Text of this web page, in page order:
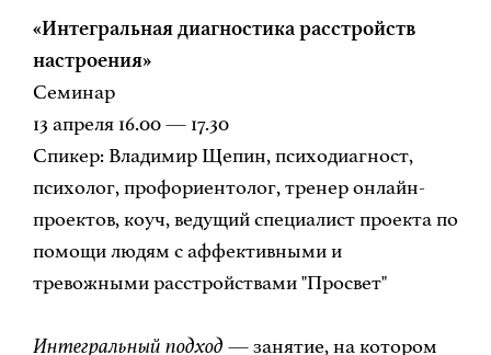
«Интегральная диагностика расстройств
настроения»
Семинар
13 апреля 16.00 — 17.30
Спикер: Владимир Щепин, психодиагност,
психолог, профориентолог, тренер онлайн-
проектов, коуч, ведущий специалист проекта по
помощи людям с аффективными и
тревожными расстройствами "Просвет"
Интегральный подход — занятие, на котором